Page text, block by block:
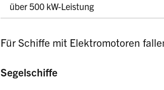
über 500 kW-Leistung
Für Schiffe mit Elektromotoren
Segelschiffe